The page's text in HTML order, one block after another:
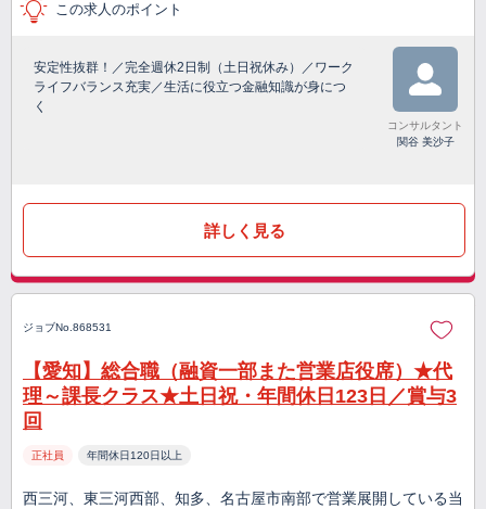
この求人のポイント
安定性抜群！／完全週休2日制（土日祝休み）／ワーク
ライフバランス充実／生活に役立つ金融知識が身につ
く
コンサルタント
関谷 美沙子
詳しく見る
ジョブNo.868531
【愛知】総合職（融資一部また営業店役席）★代
理～課長クラス★土日祝・年間休日123日／賞与3
回
正社員 年間休日120日以上
西三河、東三河西部、知多、名古屋市南部で営業展開している当